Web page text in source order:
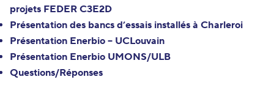
projets FEDER C3E2D
Présentation des bancs d’essais installés à Charleroi
Présentation Enerbio – UCLouvain
Présentation Enerbio UMONS/ULB
Questions/Réponses